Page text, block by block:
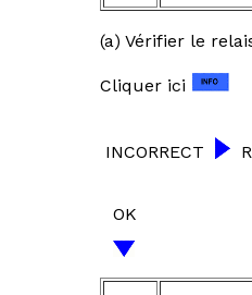
(a) Vérifier le
Cliquer ici
INCORRECT
OK